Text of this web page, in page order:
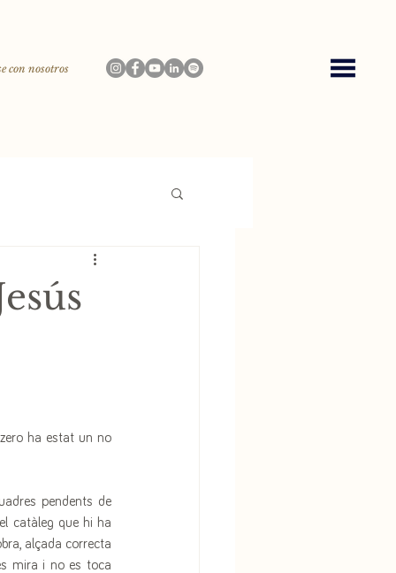
con nosotros
ha estat un no
pendents de
catàleg que hi ha
alçada correcta
mira i no es toca